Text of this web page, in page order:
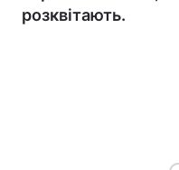
розквітають.